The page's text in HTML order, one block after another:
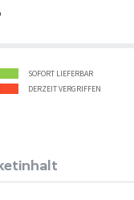
SOFORT LIEFERBAR
DERZEIT VERGRIFFEN